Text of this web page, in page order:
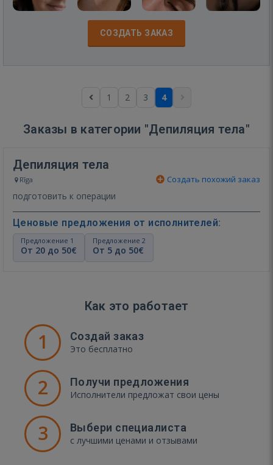
СОЗДАТЬ ЗАКАЗ
1 2 3 4
Заказы в категории "Депиляция тела"
Депиляция тела
Rīga Создать похожий заказ
подготовить к операции
Ценовые предложения от исполнителей:
Предложение 1
От 20 до 50€
Предложение 2
От 5 до 50€
Как это работает
1 Создай заказ
Это бесплатно
2 Получи предложения
Исполнители предложат свои цены
3 Выбери специалиста
с лучшими ценами и отзывами